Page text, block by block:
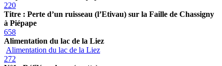
220
Titre : Perte d’un ruisseau (l’Etivau) sur la Faille de Chassigny
à Piépape
658
Alimentation du lac de la Liez
Alimentation du lac de la Liez
272